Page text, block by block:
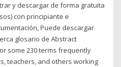
y descargar de forma gratuita
con principiante e
Puede descargar
glosario de Abstract
some 230 terms frequently
teachers, and others working